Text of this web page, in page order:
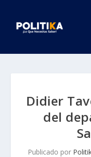
Didier
del
Publicado por